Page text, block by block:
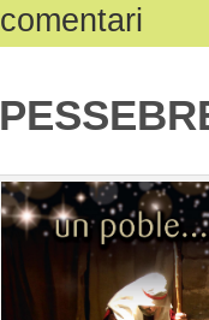
comentari